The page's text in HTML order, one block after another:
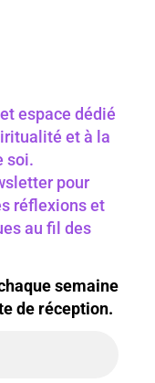
espace dédié
et à la
soi.
pour
réflexions et
au fil des
semaine
de réception.